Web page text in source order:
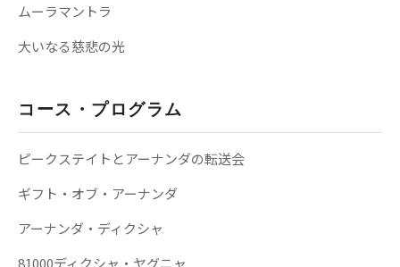
ムーラマントラ
大いなる慈悲の光
コース・プログラム
ピークステイトとアーナンダの転送会
ギフト・オブ・アーナンダ
アーナンダ・ディクシャ